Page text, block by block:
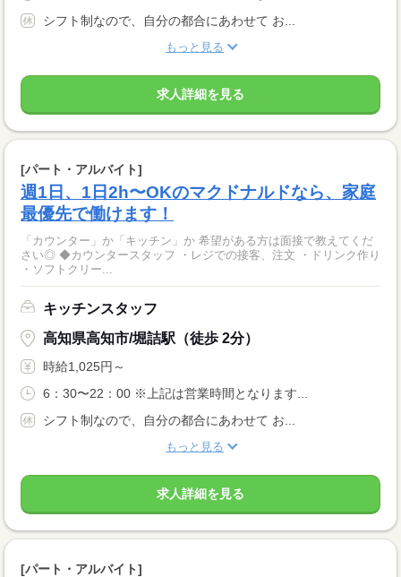
シフト制なので、自分の都合にあわせて お...
もっと見る
求人詳細を見る
[パート・アルバイト]
週1日、1日2h〜OKのマクドナルドなら、家庭
最優先で働けます！
「カウンター」か「キッチン」か 希望がある方は面接で教えてくだ
さい◎ ◆カウンタースタッフ ・レジでの接客、注文 ・ドリンク作り
・ソフトクリー...
キッチンスタッフ
高知県高知市/堀詰駅（徒歩 2分）
時給1,025円～
6：30〜22：00 ※上記は営業時間となります...
シフト制なので、自分の都合にあわせて お...
もっと見る
求人詳細を見る
[パート・アルバイト]